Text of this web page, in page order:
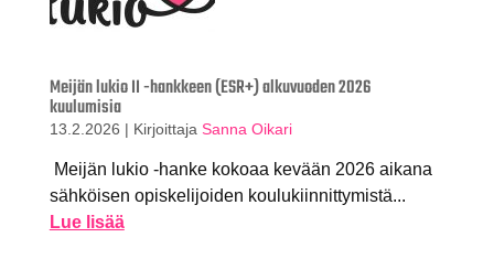
Meijän lukio II -hankkeen (ESR+) alkuvuoden 2026
kuulumisia
13.2.2026 | Kirjoittaja Sanna Oikari
Meijän lukio -hanke kokoaa kevään 2026 aikana
sähköisen opiskelijoiden koulukiinnittymistä...
Lue lisää